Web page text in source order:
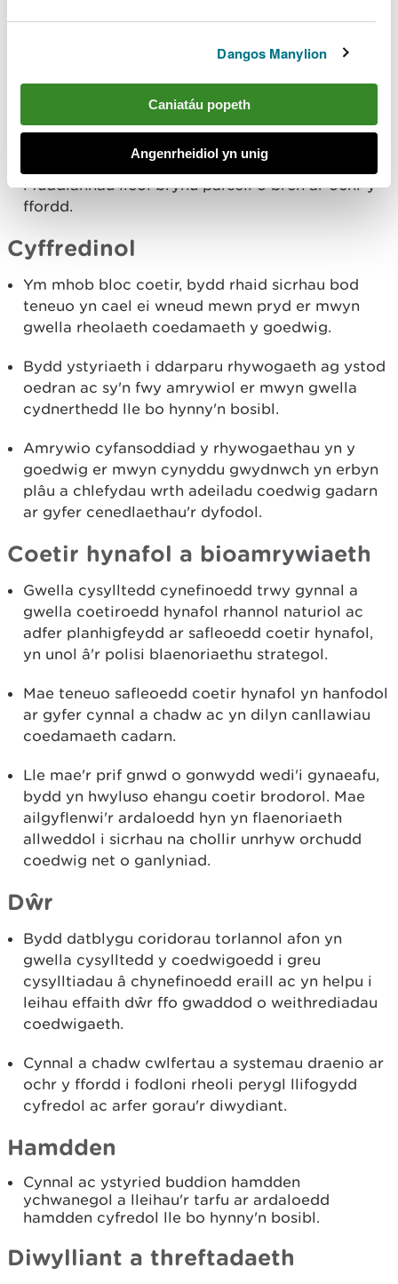
Dangos Manylion
Caniatáu popeth
Angenrheidiol yn unig
ar hyn o bryd yn agored i ymosodiad pathogen
defnyddwyr. Ni fydd coed llarwydd yn cael eu
defnyddio mwyach fel cydran o rywogaeth y
cynhyrchu uniongyrchol. Byddai hyn yn rhoi cyfle
i fuddiannau lleol brynu parseli o bren ar ochr y
ffordd.
Cyffredinol
Ym mhob bloc coetir, bydd rhaid sicrhau bod
teneuo yn cael ei wneud mewn pryd er mwyn
gwella rheolaeth coedamaeth y goedwig.
Bydd ystyriaeth i ddarparu rhywogaeth ag ystod
oedran ac sy'n fwy amrywiol er mwyn gwella
cydnerthedd lle bo hynny'n bosibl.
Amrywio cyfansoddiad y rhywogaethau yn y
goedwig er mwyn cynyddu gwydnwch yn erbyn
plâu a chlefydau wrth adeiladu coedwig gadarn
ar gyfer cenedlaethau'r dyfodol.
Coetir hynafol a bioamrywiaeth
Gwella cysylltedd cynefinoedd trwy gynnal a
gwella coetiroedd hynafol rhannol naturiol ac
adfer planhigfeydd ar safleoedd coetir hynafol,
yn unol â'r polisi blaenoriaethu strategol.
Mae teneuo safleoedd coetir hynafol yn hanfodol
ar gyfer cynnal a chadw ac yn dilyn canllawiau
coedamaeth cadarn.
Lle mae'r prif gnwd o gonwydd wedi'i gynaeafu,
bydd yn hwyluso ehangu coetir brodorol. Mae
ailgyflenwi'r ardaloedd hyn yn flaenoriaeth
allweddol i sicrhau na chollir unrhyw orchudd
coedwig net o ganlyniad.
Dŵr
Bydd datblygu coridorau torlannol afon yn
gwella cysylltedd y coedwigoedd i greu
cysylltiadau â chynefinoedd eraill ac yn helpu i
leihau effaith dŵr ffo gwaddod o weithrediadau
coedwigaeth.
Cynnal a chadw cwlfertau a systemau draenio ar
ochr y ffordd i fodloni rheoli perygl llifogydd
cyfredol ac arfer gorau'r diwydiant.
Hamdden
Cynnal ac ystyried buddion hamdden
ychwanegol a lleihau'r tarfu ar ardaloedd
hamdden cyfredol lle bo hynny'n bosibl.
Diwylliant a threftadaeth